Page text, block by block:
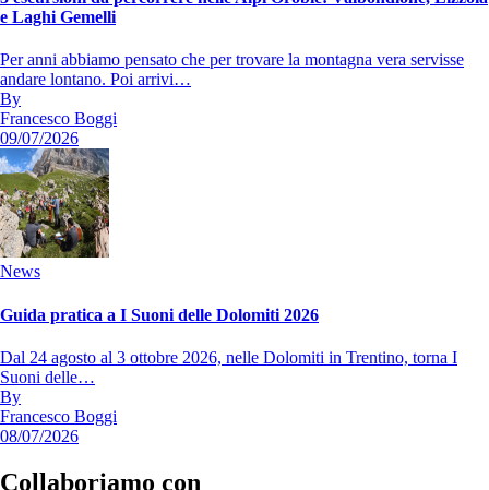
e Laghi Gemelli
Per anni abbiamo pensato che per trovare la montagna vera servisse
andare lontano. Poi arrivi…
By
Francesco Boggi
09/07/2026
News
Guida pratica a I Suoni delle Dolomiti 2026
Dal 24 agosto al 3 ottobre 2026, nelle Dolomiti in Trentino, torna I
Suoni delle…
By
Francesco Boggi
08/07/2026
Collaboriamo con